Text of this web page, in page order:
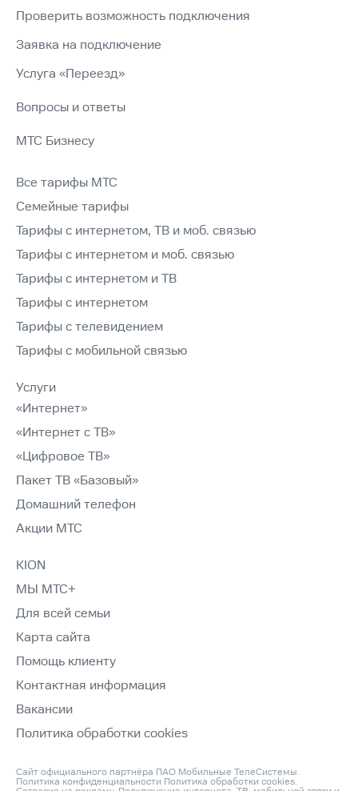
Проверить возможность подключения
Заявка на подключение
Услуга «Переезд»
Вопросы и ответы
МТС Бизнесу
Все тарифы МТС
Семейные тарифы
Тарифы с интернетом, ТВ и моб. связью
Тарифы с интернетом и моб. связью
Тарифы с интернетом и ТВ
Тарифы с интернетом
Тарифы с телевидением
Тарифы с мобильной связью
Услуги
«Интернет»
«Интернет с ТВ»
«Цифровое ТВ»
Пакет ТВ «Базовый»
Домашний телефон
Акции МТС
KION
МЫ МТС+
Для всей семьи
Карта сайта
Помощь клиенту
Контактная информация
Вакансии
Политика обработки cookies
Сайт официального партнёра ПАО Мобильные ТелеСистемы.
Политика конфиденциальности Политика обработки cookies.